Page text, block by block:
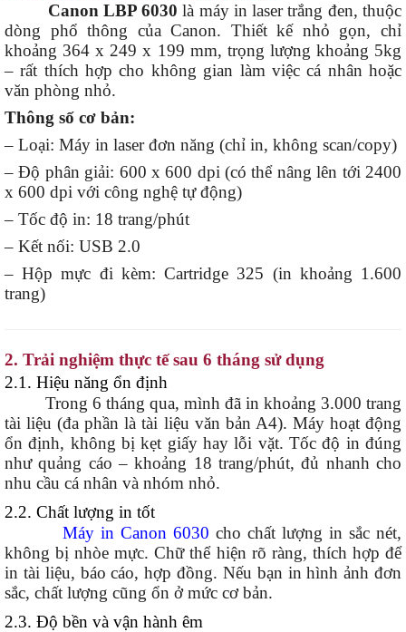
Canon LBP 6030 là máy in laser trắng đen, thuộc
dòng phổ thông của Canon. Thiết kế nhỏ gọn, chỉ
khoảng 364 x 249 x 199 mm, trọng lượng khoảng 5kg
– rất thích hợp cho không gian làm việc cá nhân hoặc
văn phòng nhỏ.
Thông số cơ bản:
– Loại: Máy in laser đơn năng (chỉ in, không scan/copy)
– Độ phân giải: 600 x 600 dpi (có thể nâng lên tới 2400
x 600 dpi với công nghệ tự động)
– Tốc độ in: 18 trang/phút
– Kết nối: USB 2.0
– Hộp mực đi kèm: Cartridge 325 (in khoảng 1.600
trang)
2. Trải nghiệm thực tế sau 6 tháng sử dụng
2.1. Hiệu năng ổn định
Trong 6 tháng qua, mình đã in khoảng 3.000 trang
tài liệu (đa phần là tài liệu văn bản A4). Máy hoạt động
ổn định, không bị kẹt giấy hay lỗi vặt. Tốc độ in đúng
như quảng cáo – khoảng 18 trang/phút, đủ nhanh cho
nhu cầu cá nhân và nhóm nhỏ.
2.2. Chất lượng in tốt
Máy in Canon 6030 cho chất lượng in sắc nét,
không bị nhòe mực. Chữ thể hiện rõ ràng, thích hợp để
in tài liệu, báo cáo, hợp đồng. Nếu bạn in hình ảnh đơn
sắc, chất lượng cũng ổn ở mức cơ bản.
2.3. Độ bền và vận hành êm